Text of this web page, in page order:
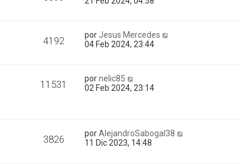
4192 por Jesus Mercedes
04 Feb 2024, 23:44
11531 pornelic85
02 Feb 2024, 23:14
3826 porAlejandroSabogal38
11 Dic 2023, 14:48